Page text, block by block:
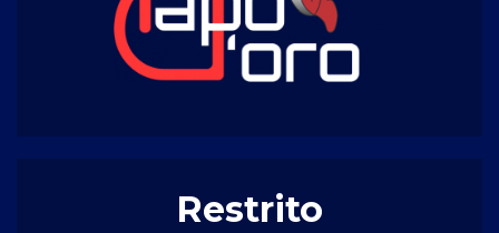
Restrito